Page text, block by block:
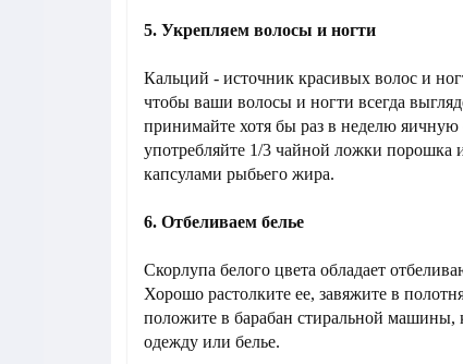
5. Укрепляем волосы и ногти
Кальций - источник красивых волос и
чтобы ваши волосы и ногти всегда
принимайте хотя бы раз в неделю яичную
употребляйте 1/3 чайной ложки порошка
капсулами рыбьего жира.
6. Отбеливаем белье
Скорлупа белого цвета обладает
Хорошо растолките ее, завяжите в
положите в барабан стиральной машины,
одежду или белье.